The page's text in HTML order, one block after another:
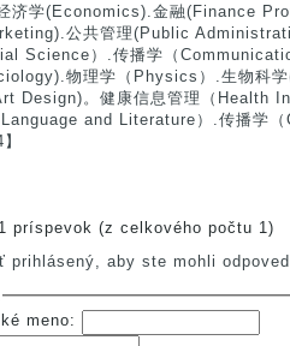
济学(Economics).金融(Finance
公共管理(Public
Science）.传播学（
物理学（Physics）.生物科
Design)。健康信息管理（Health
Language and Literature）.传播学
príspevok (z celkového počtu 1)
prihlásený, aby ste mohli
meno: